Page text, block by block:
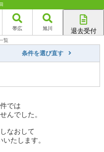
帯広 旭川 退去受付
旭川店
覧
条件を選び直す
では
んでした。
なおして
たします。